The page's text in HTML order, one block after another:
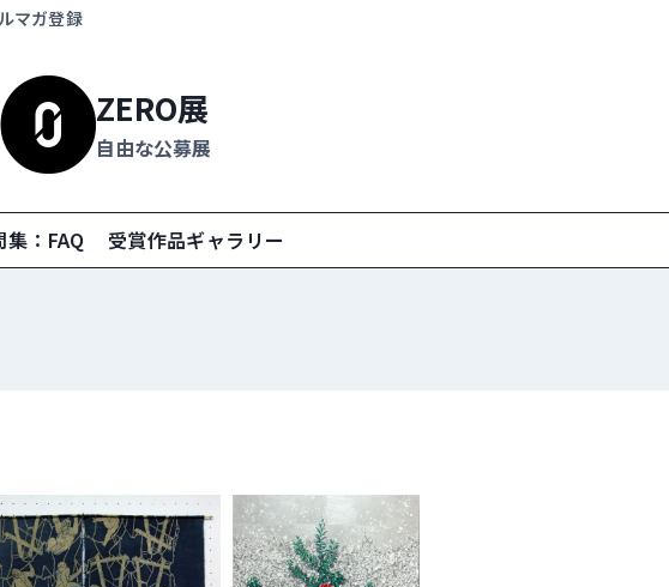
マガ登録
ZERO展
自由な公募展
：FAQ 受賞作品ギャラリー